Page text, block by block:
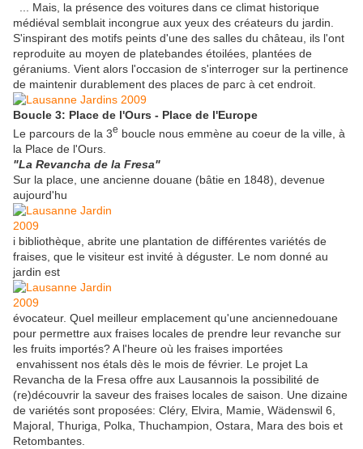
... Mais, la présence des voitures dans ce climat historique
médiéval semblait incongrue aux yeux des créateurs du jardin.
S'inspirant des motifs peints d'une des salles du château, ils l'ont
reproduite au moyen de platebandes étoilées, plantées de
géraniums. Vient alors l'occasion de s'interroger sur la pertinence
de maintenir durablement des places de parc à cet endroit.
Boucle 3: Place de l'Ours - Place de l'Europe
Le parcours de la 3e boucle nous emmène au coeur de la ville, à
la Place de l'Ours.
"La Revancha de la Fresa"
Sur la place, une ancienne douane (bâtie en 1848), devenue
aujourd'hu
i bibliothèque, abrite une plantation de différentes variétés de
fraises, que le visiteur est invité à déguster. Le nom donné au
jardin est
évocateur. Quel meilleur emplacement qu'une anciennedouane
pour permettre aux fraises locales de prendre leur revanche sur
les fruits importés? A l'heure où les fraises importées
envahissent nos étals dès le mois de février. Le projet La
Revancha de la Fresa offre aux Lausannois la possibilité de
(re)découvrir la saveur des fraises locales de saison. Une dizaine
de variétés sont proposées: Cléry, Elvira, Mamie, Wädenswil 6,
Majoral, Thuriga, Polka, Thuchampion, Ostara, Mara des bois et
Retombantes.